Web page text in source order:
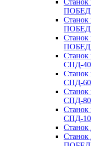
Станок
Станок
Станок
СПД-
СПД-
СПД-
СПД-
Станок